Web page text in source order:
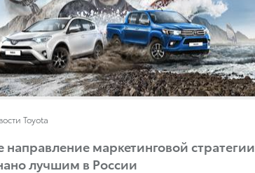
Toyota
маркетинговой стратегии
лучшим в России